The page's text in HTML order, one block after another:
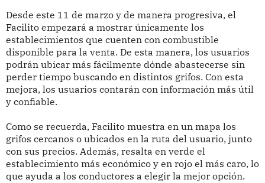
Desde este 11 de marzo y de manera progresiva, el
Facilito empezará a mostrar únicamente los
establecimientos que cuenten con combustible
disponible para la venta. De esta manera, los usuarios
podrán ubicar más fácilmente dónde abastecerse sin
perder tiempo buscando en distintos grifos. Con esta
mejora, los usuarios contarán con información más útil
y confiable.
Como se recuerda, Facilito muestra en un mapa los
grifos cercanos o ubicados en la ruta del usuario, junto
con sus precios. Además, resalta en verde el
establecimiento más económico y en rojo el más caro, lo
que ayuda a los conductores a elegir la mejor opción.